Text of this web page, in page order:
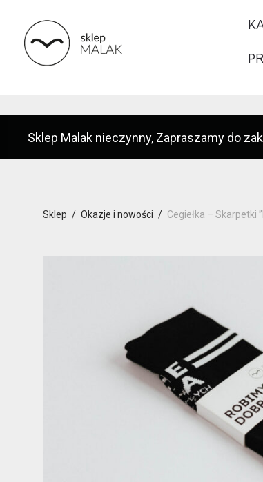
Sklep Malak nieczynny, Zapraszamy do
Sklep / Okazje i nowości / Cegiełka – Skarpetki